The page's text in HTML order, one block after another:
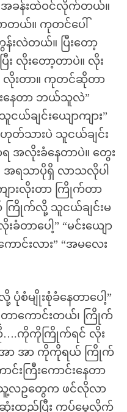
း အခန်းထဲဝင်လိုက်တယ်။
ယ်။ ကုတင်ပေါ်
လဲတယ်။ ပြီးတော့
ြီး လိုးတော့တာပဲ။ လိုး
လိုးတာ။ ကုတင်ဆိုတာ
းနေတာ ဘယ်သူလဲ”
ယ်ချင်းယျောကျား”
တ်သားပဲ သူငယ်ချင်း
ရ အလိုးခံနေတာပဲ။ တွေး
အရသာပိုရှိ လာသလိုပါ
ျားလိုးတာ ကြိုက်တာ
ကြိုက်လို့ သူငယ်ချင်းမ
တာပေါ့” “မင်းယျော
ာင်းလား” “အမလေး
ပုံစံမျိုးစုံခံနေတာပေါ့”
ရတာကောင်းတယ်၊ ကြိုက်
ကို….ကိုကိုကြိုက်ရင် လိုး
အာ အာ ကိုကိုရယ် ကြိုက်
းကြီးကောင်းနေတာ
လဥတွေက ဖင်လိုလာ
းထည့်ပြီး ကပ်မွေ့လိုက်